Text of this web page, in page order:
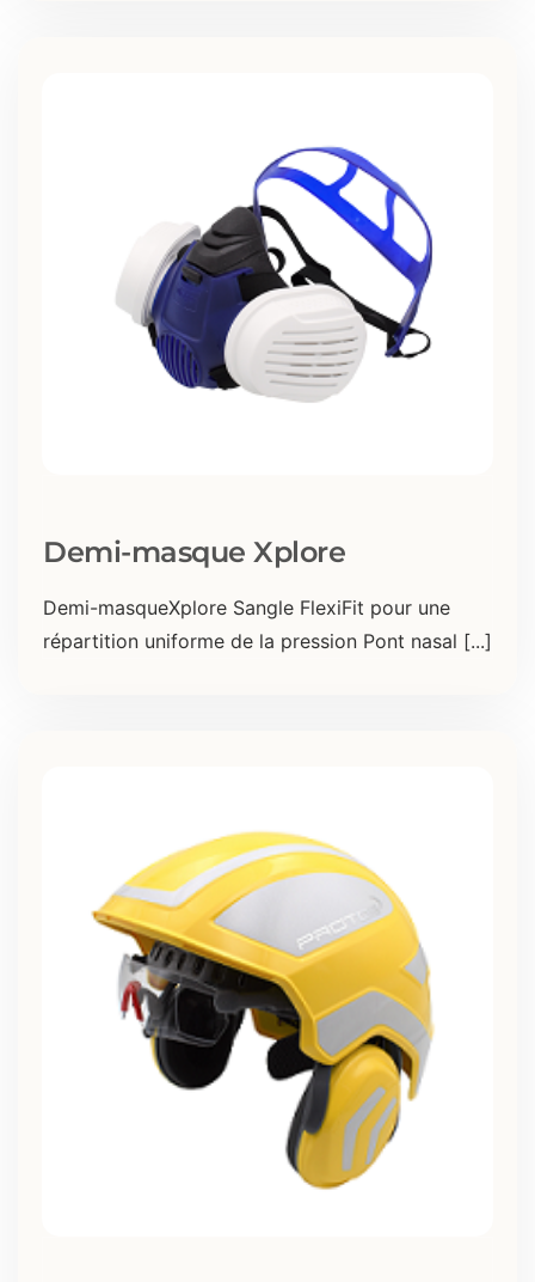
Demi-masque Xplore
Demi-masqueXplore Sangle FlexiFit pour une
répartition uniforme de la pression Pont nasal [...]